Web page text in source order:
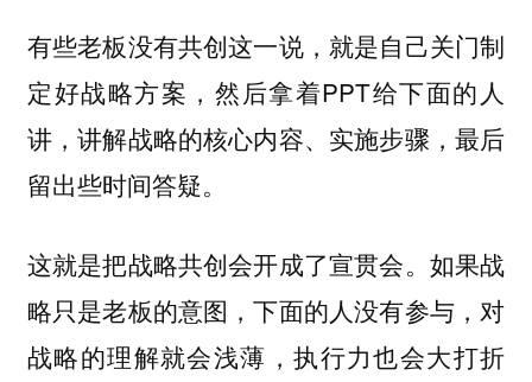
有些老板没有共创这一说，就是自己关门制
定好战略方案，然后拿着PPT给下面的人
讲，讲解战略的核心内容、实施步骤，最后
留出些时间答疑。
这就是把战略共创会开成了宣贯会。如果战
略只是老板的意图，下面的人没有参与，对
战略的理解就会浅薄，执行力也会大打折